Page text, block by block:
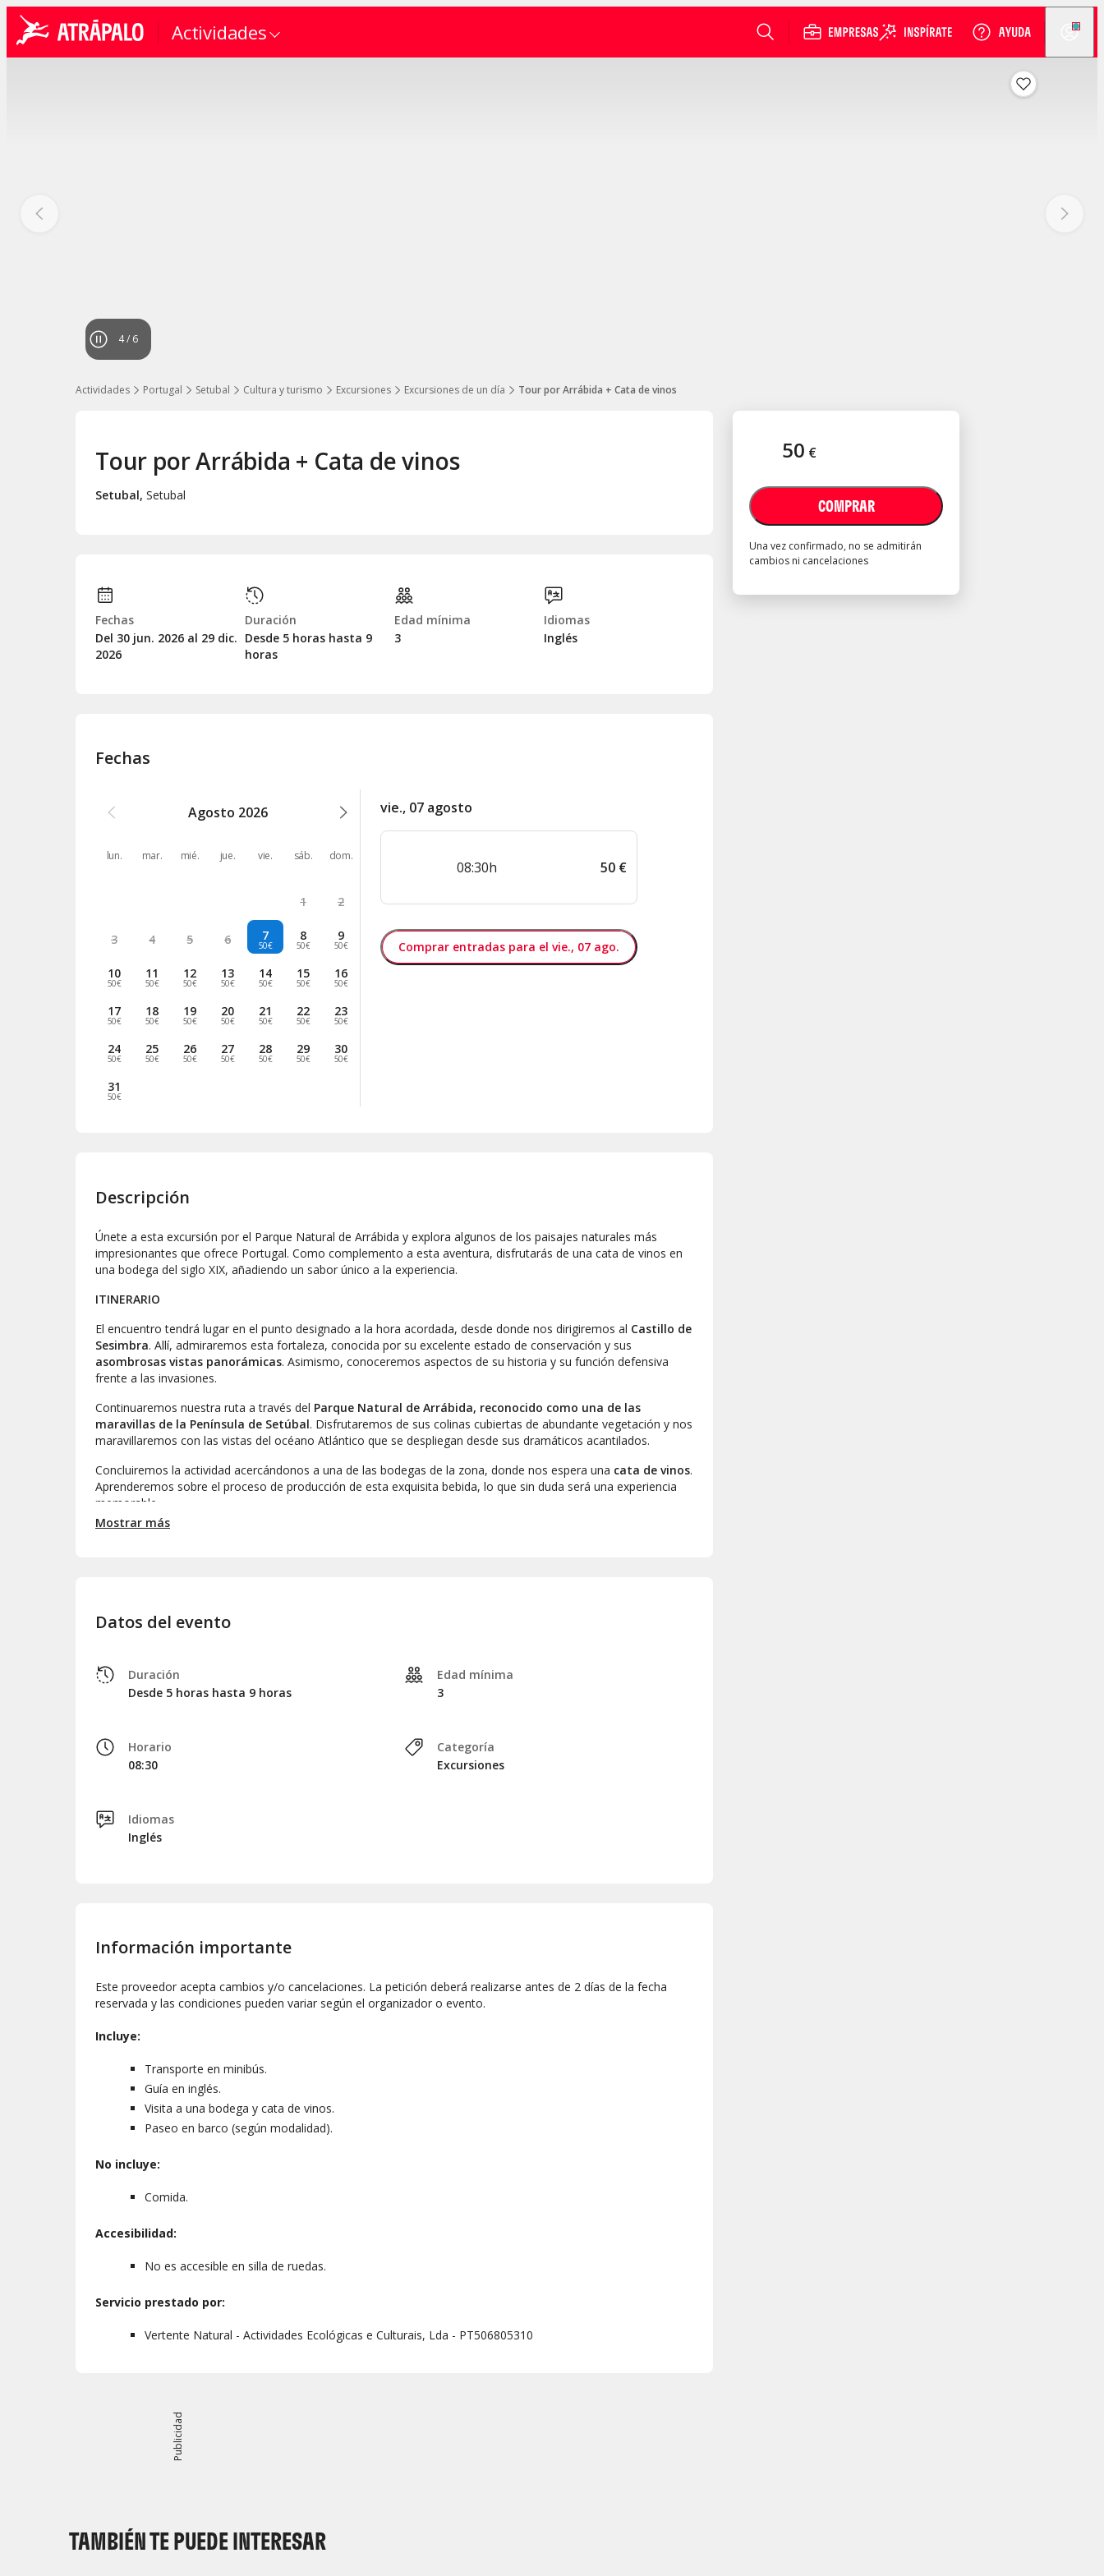
Actividades
4/ 6
Actividades Portugal Setubal Cultura y turismo Excursiones Excursiones de un día Tour por Arrábida + Cata de vinos
50 €
COMPRAR
Una vez confirmado, no se admitirán
cambios ni cancelaciones
Tour por Arrábida + Cata de vinos
Setubal, Setubal
Fechas
Del 30 jun. 2026 al 29 dic.
2026
Duración
Desde 5 horas hasta 9
horas
Edad mínima
3
Idiomas
Inglés
Fechas
Agosto 2026
lun. mar. mié. jue. vie. sáb. dom.
1 2
3 4 5 6 7
50€
8
50€
9
50€
10
50€
11
50€
12
50€
13
50€
14
50€
15
50€
16
50€
17
50€
18
50€
19
50€
20
50€
21
50€
22
50€
23
50€
24
50€
25
50€
26
50€
27
50€
28
50€
29
50€
30
50€
31
50€
vie., 07 agosto
08:30h 50 €
Comprar entradas para el vie., 07 ago.
Descripción
Únete a esta excursión por el Parque Natural de Arrábida y explora algunos de los paisajes naturales más
impresionantes que ofrece Portugal. Como complemento a esta aventura, disfrutarás de una cata de vinos en
una bodega del siglo XIX, añadiendo un sabor único a la experiencia.
ITINERARIO
El encuentro tendrá lugar en el punto designado a la hora acordada, desde donde nos dirigiremos al Castillo de
Sesimbra. Allí, admiraremos esta fortaleza, conocida por su excelente estado de conservación y sus
asombrosas vistas panorámicas. Asimismo, conoceremos aspectos de su historia y su función defensiva
frente a las invasiones.
Continuaremos nuestra ruta a través del Parque Natural de Arrábida, reconocido como una de las
maravillas de la Península de Setúbal. Disfrutaremos de sus colinas cubiertas de abundante vegetación y nos
maravillaremos con las vistas del océano Atlántico que se despliegan desde sus dramáticos acantilados.
Concluiremos la actividad acercándonos a una de las bodegas de la zona, donde nos espera una cata de vinos.
Aprenderemos sobre el proceso de producción de esta exquisita bebida, lo que sin duda será una experiencia
memorable.
Tras cinco horas de exploración y aprendizaje, regresaremos al punto original de encuentro.
un barco nos estará esperando para
Mostrar más
Datos del evento
Duración
Desde 5 horas hasta 9 horas
Horario
08:30
Idiomas
Inglés
Edad mínima
3
Categoría
Excursiones
Información importante
Este proveedor acepta cambios y/o cancelaciones. La petición deberá realizarse antes de 2 días de la fecha
reservada y las condiciones pueden variar según el organizador o evento.
Incluye:
Transporte en minibús.
Guía en inglés.
Visita a una bodega y cata de vinos.
Paseo en barco (según modalidad).
No incluye:
Comida.
Accesibilidad:
No es accesible en silla de ruedas.
Servicio prestado por:
Vertente Natural - Actividades Ecológicas e Culturais, Lda - PT506805310
Publicidad
TAMBIÉN TE PUEDE INTERESAR